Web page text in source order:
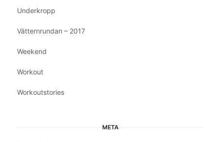
Underkropp
Vätternrundan – 2017
Weekend
Workout
Workoutstories
META